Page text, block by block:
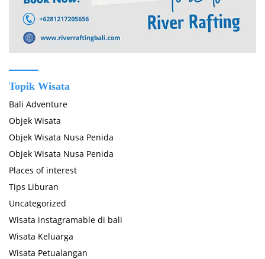
Topik Wisata
Bali Adventure
Objek Wisata
Objek Wisata Nusa Penida
Objek Wisata Nusa Penida
Places of interest
Tips Liburan
Uncategorized
Wisata instagramable di bali
Wisata Keluarga
Wisata Petualangan